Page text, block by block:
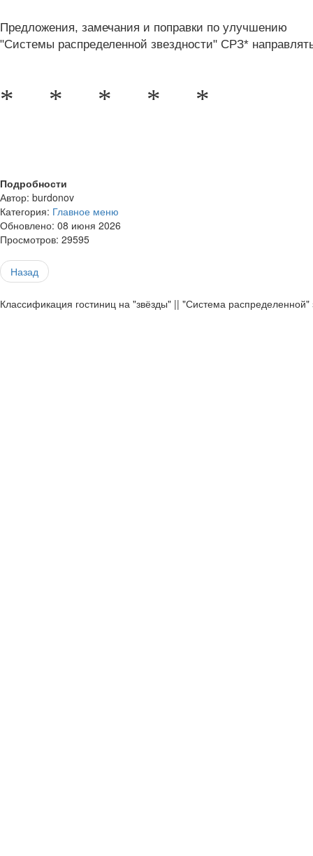
Предложения, замечания и поправки по улучшению
"Системы распределенной звездности" СРЗ*
* * * * *
Подробности
Автор: burdonov
Категория: Главное меню
Обновлено: 08 июня 2026
Просмотров: 29595
Назад
Классификация гостиниц на "звёзды" || "Система